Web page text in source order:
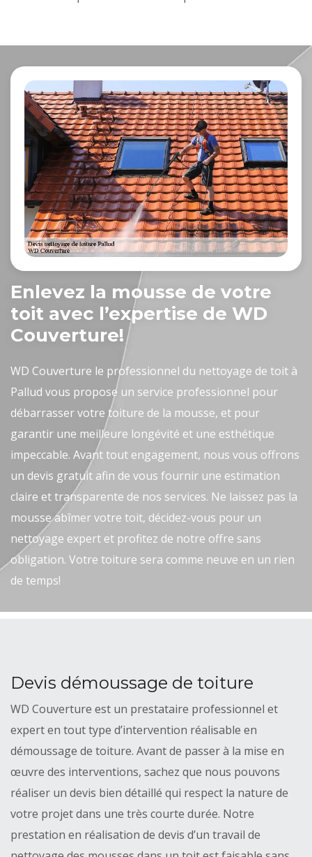
Enlevez la mousse de votre
toit avec l’expertise de WD
Couverture!
WD Couverture le professionnel du nettoyage de toit à
Pallud vous propose un service professionnel pour
débarrasser votre toiture de la mousse, et pour
garantir une meilleure longévité et une esthétique
impeccable. Avant tout engagement, nous vous offrons
un devis gratuit afin de vous fournir une estimation
claire et transparente de nos services. Ne laissez pas la
mousse abîmer votre toit, décidez-vous pour un
nettoyage expert et profitez de notre offre sans
obligation. Votre toiture sera comme neuve en un rien
de temps!
Devis démoussage de toiture
WD Couverture est un prestataire professionnel et
expert en tout type d’intervention réalisable en
démoussage de toiture. Avant de passer à la mise en
œuvre des interventions, sachez que nous pouvons
réaliser un devis bien détaillé qui respect la nature de
votre projet dans une très courte durée. Notre
prestation en réalisation de devis d’un travail de